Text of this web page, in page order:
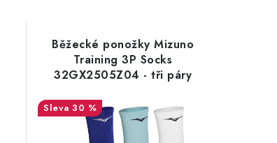
Běžecké ponožky Mizuno
Training 3P Socks
32GX2505Z04 - tři páry
30 %